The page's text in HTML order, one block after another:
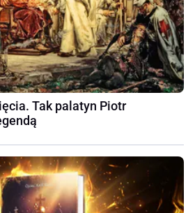
Tak palatyn Piotr